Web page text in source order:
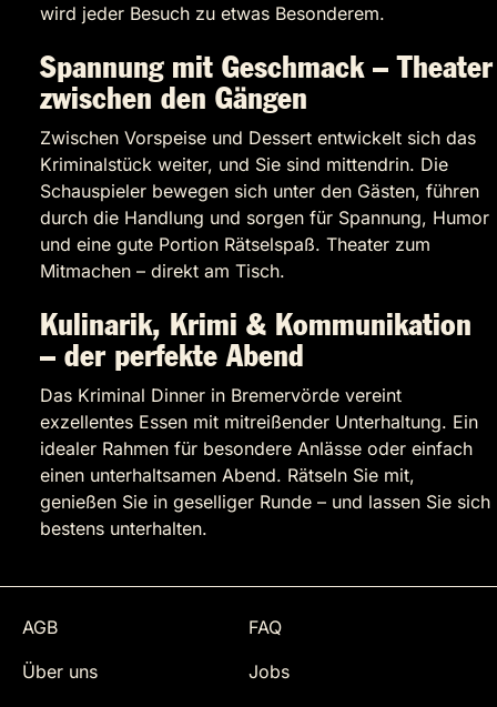
wird jeder Besuch zu etwas Besonderem.
Spannung mit Geschmack – Theater
zwischen den Gängen
Zwischen Vorspeise und Dessert entwickelt sich das
Kriminalstück weiter, und Sie sind mittendrin. Die
Schauspieler bewegen sich unter den Gästen, führen
durch die Handlung und sorgen für Spannung, Humor
und eine gute Portion Rätselspaß. Theater zum
Mitmachen – direkt am Tisch.
Kulinarik, Krimi & Kommunikation
– der perfekte Abend
Das Kriminal Dinner in Bremervörde vereint
exzellentes Essen mit mitreißender Unterhaltung. Ein
idealer Rahmen für besondere Anlässe oder einfach
einen unterhaltsamen Abend. Rätseln Sie mit,
genießen Sie in geselliger Runde – und lassen Sie sich
bestens unterhalten.
AGB
FAQ
Über uns
Jobs